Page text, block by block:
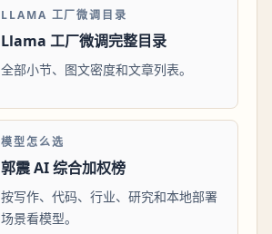
LLAMA 工厂微调目录
Llama 工厂微调完整目录
全部小节、图文密度和文章列表。
模型怎么选
郭震 AI 综合加权榜
按写作、代码、行业、研究和本地部署
场景看模型。